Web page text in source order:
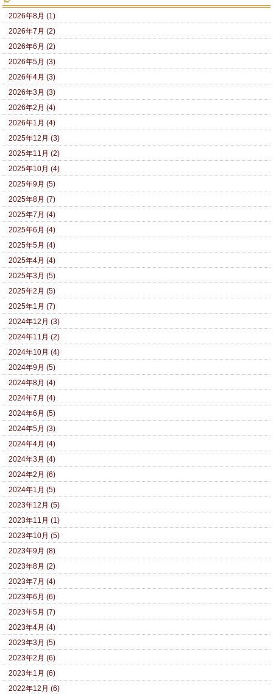
2026年8月 (1)
2026年7月 (2)
2026年6月 (2)
2026年5月 (3)
2026年4月 (3)
2026年3月 (3)
2026年2月 (4)
2026年1月 (4)
2025年12月 (3)
2025年11月 (2)
2025年10月 (4)
2025年9月 (5)
2025年8月 (7)
2025年7月 (4)
2025年6月 (4)
2025年5月 (4)
2025年4月 (4)
2025年3月 (5)
2025年2月 (5)
2025年1月 (7)
2024年12月 (3)
2024年11月 (2)
2024年10月 (4)
2024年9月 (5)
2024年8月 (4)
2024年7月 (4)
2024年6月 (5)
2024年5月 (3)
2024年4月 (4)
2024年3月 (4)
2024年2月 (6)
2024年1月 (5)
2023年12月 (5)
2023年11月 (1)
2023年10月 (5)
2023年9月 (8)
2023年8月 (2)
2023年7月 (4)
2023年6月 (6)
2023年5月 (7)
2023年4月 (4)
2023年3月 (5)
2023年2月 (6)
2023年1月 (6)
2022年12月 (6)